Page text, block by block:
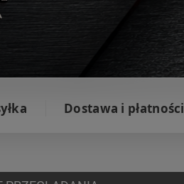
Dostawa i płatności